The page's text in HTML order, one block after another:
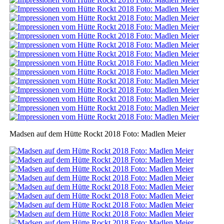
Madsen auf dem Hütte Rockt 2018 Foto: Madlen Meier